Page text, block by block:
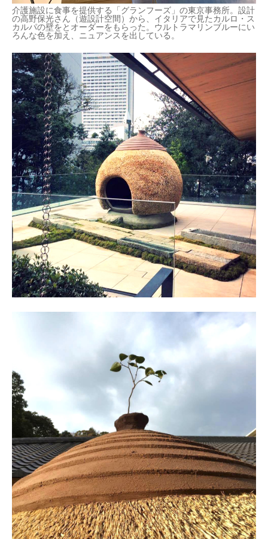
介護施設に食事を提供する「グランフーズ」の東京事務所。設計
の高野保光さん（遊設計空間）から、イタリアで見たカルロ・ス
カルパの壁をとオーダーをもらった。ウルトラマリンブルーにい
ろんな色を加え、ニュアンスを出している。